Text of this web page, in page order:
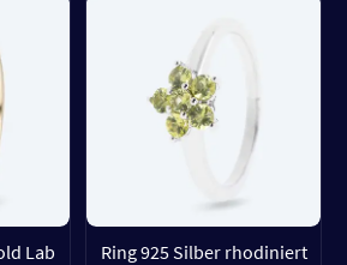
Lab
Ring 925 Silber rhodiniert